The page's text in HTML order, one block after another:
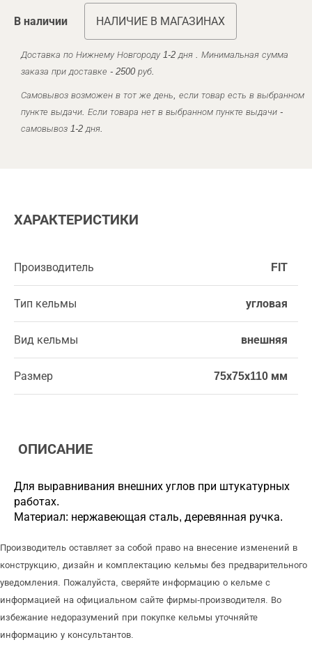
В наличии НАЛИЧИЕ В МАГАЗИНАХ
Доставка по Нижнему Новгороду 1-2 дня . Минимальная сумма
заказа при доставке - 2500 руб.
Самовывоз возможен в тот же день, если товар есть в выбранном
пункте выдачи. Если товара нет в выбранном пункте выдачи -
самовывоз 1-2 дня.
ХАРАКТЕРИСТИКИ
Производитель FIT
Тип кельмы угловая
Вид кельмы внешняя
Размер 75х75х110 мм
ОПИСАНИЕ
Для выравнивания внешних углов при штукатурных
работах.
Материал: нержавеющая сталь, деревянная ручка.
Производитель оставляет за собой право на внесение изменений в
конструкцию, дизайн и комплектацию кельмы без предварительного
уведомления. Пожалуйста, сверяйте информацию о кельме с
информацией на официальном сайте фирмы-производителя. Во
избежание недоразумений при покупке кельмы уточняйте
информацию у консультантов.